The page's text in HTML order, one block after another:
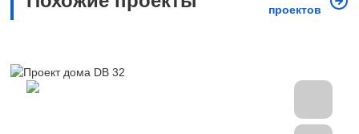
проектов